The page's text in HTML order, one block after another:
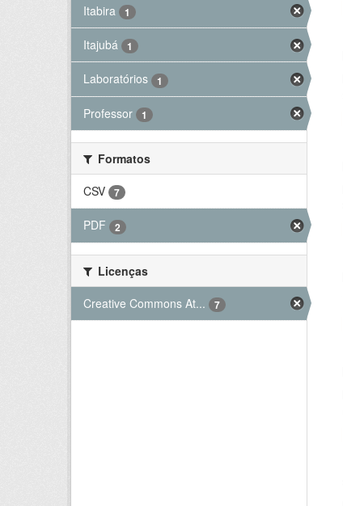
Itabira 1
Itajubá 1
Laboratórios 1
Professor 1
Formatos
CSV
7
PDF 2
Licenças
Creative Commons At...
7